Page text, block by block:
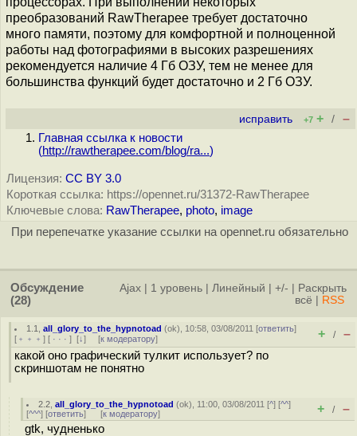
преобразований RawTherapee требует достаточно
много памяти, поэтому для комфортной и полноценной
работы над фотографиями в высоких разрешениях
рекомендуется наличие 4 Гб ОЗУ, тем не менее для
большинства функций будет достаточно и 2 Гб ОЗУ.
исправить +7 + / –
Главная ссылка к новости
(http://rawtherapee.com/blog/ra...)
Лицензия: CC BY 3.0
Короткая ссылка: https://opennet.ru/31372-RawTherapee
Ключевые слова: RawTherapee, photo, image
При перепечатке указание ссылки на opennet.ru обязательно
Обсуждение
(28)
Ajax 1 уровень Линейный +/-
Раскрыть
всё
RSS
1.1 ,all_glory_to_the_hypnotoad (ok), 10:58, 03/08/2011 [ответить]
[ ﹢﹢﹢ ] [ · · · ] [↓] [к модератору] + / –
какой оно графический тулкит использует? по
скриншотам не понятно
2.2 ,all_glory_to_the_hypnotoad (ok), 11:00, 03/08/2011 [^] [^^]
[^^^] [ответить] [к модератору] + / –
gtk, чудненько